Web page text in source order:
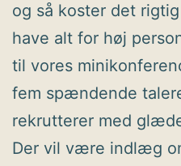
og så koster det
have alt for høj
til vores
fem spændende
rekrutterer med
Der vil være indlæg